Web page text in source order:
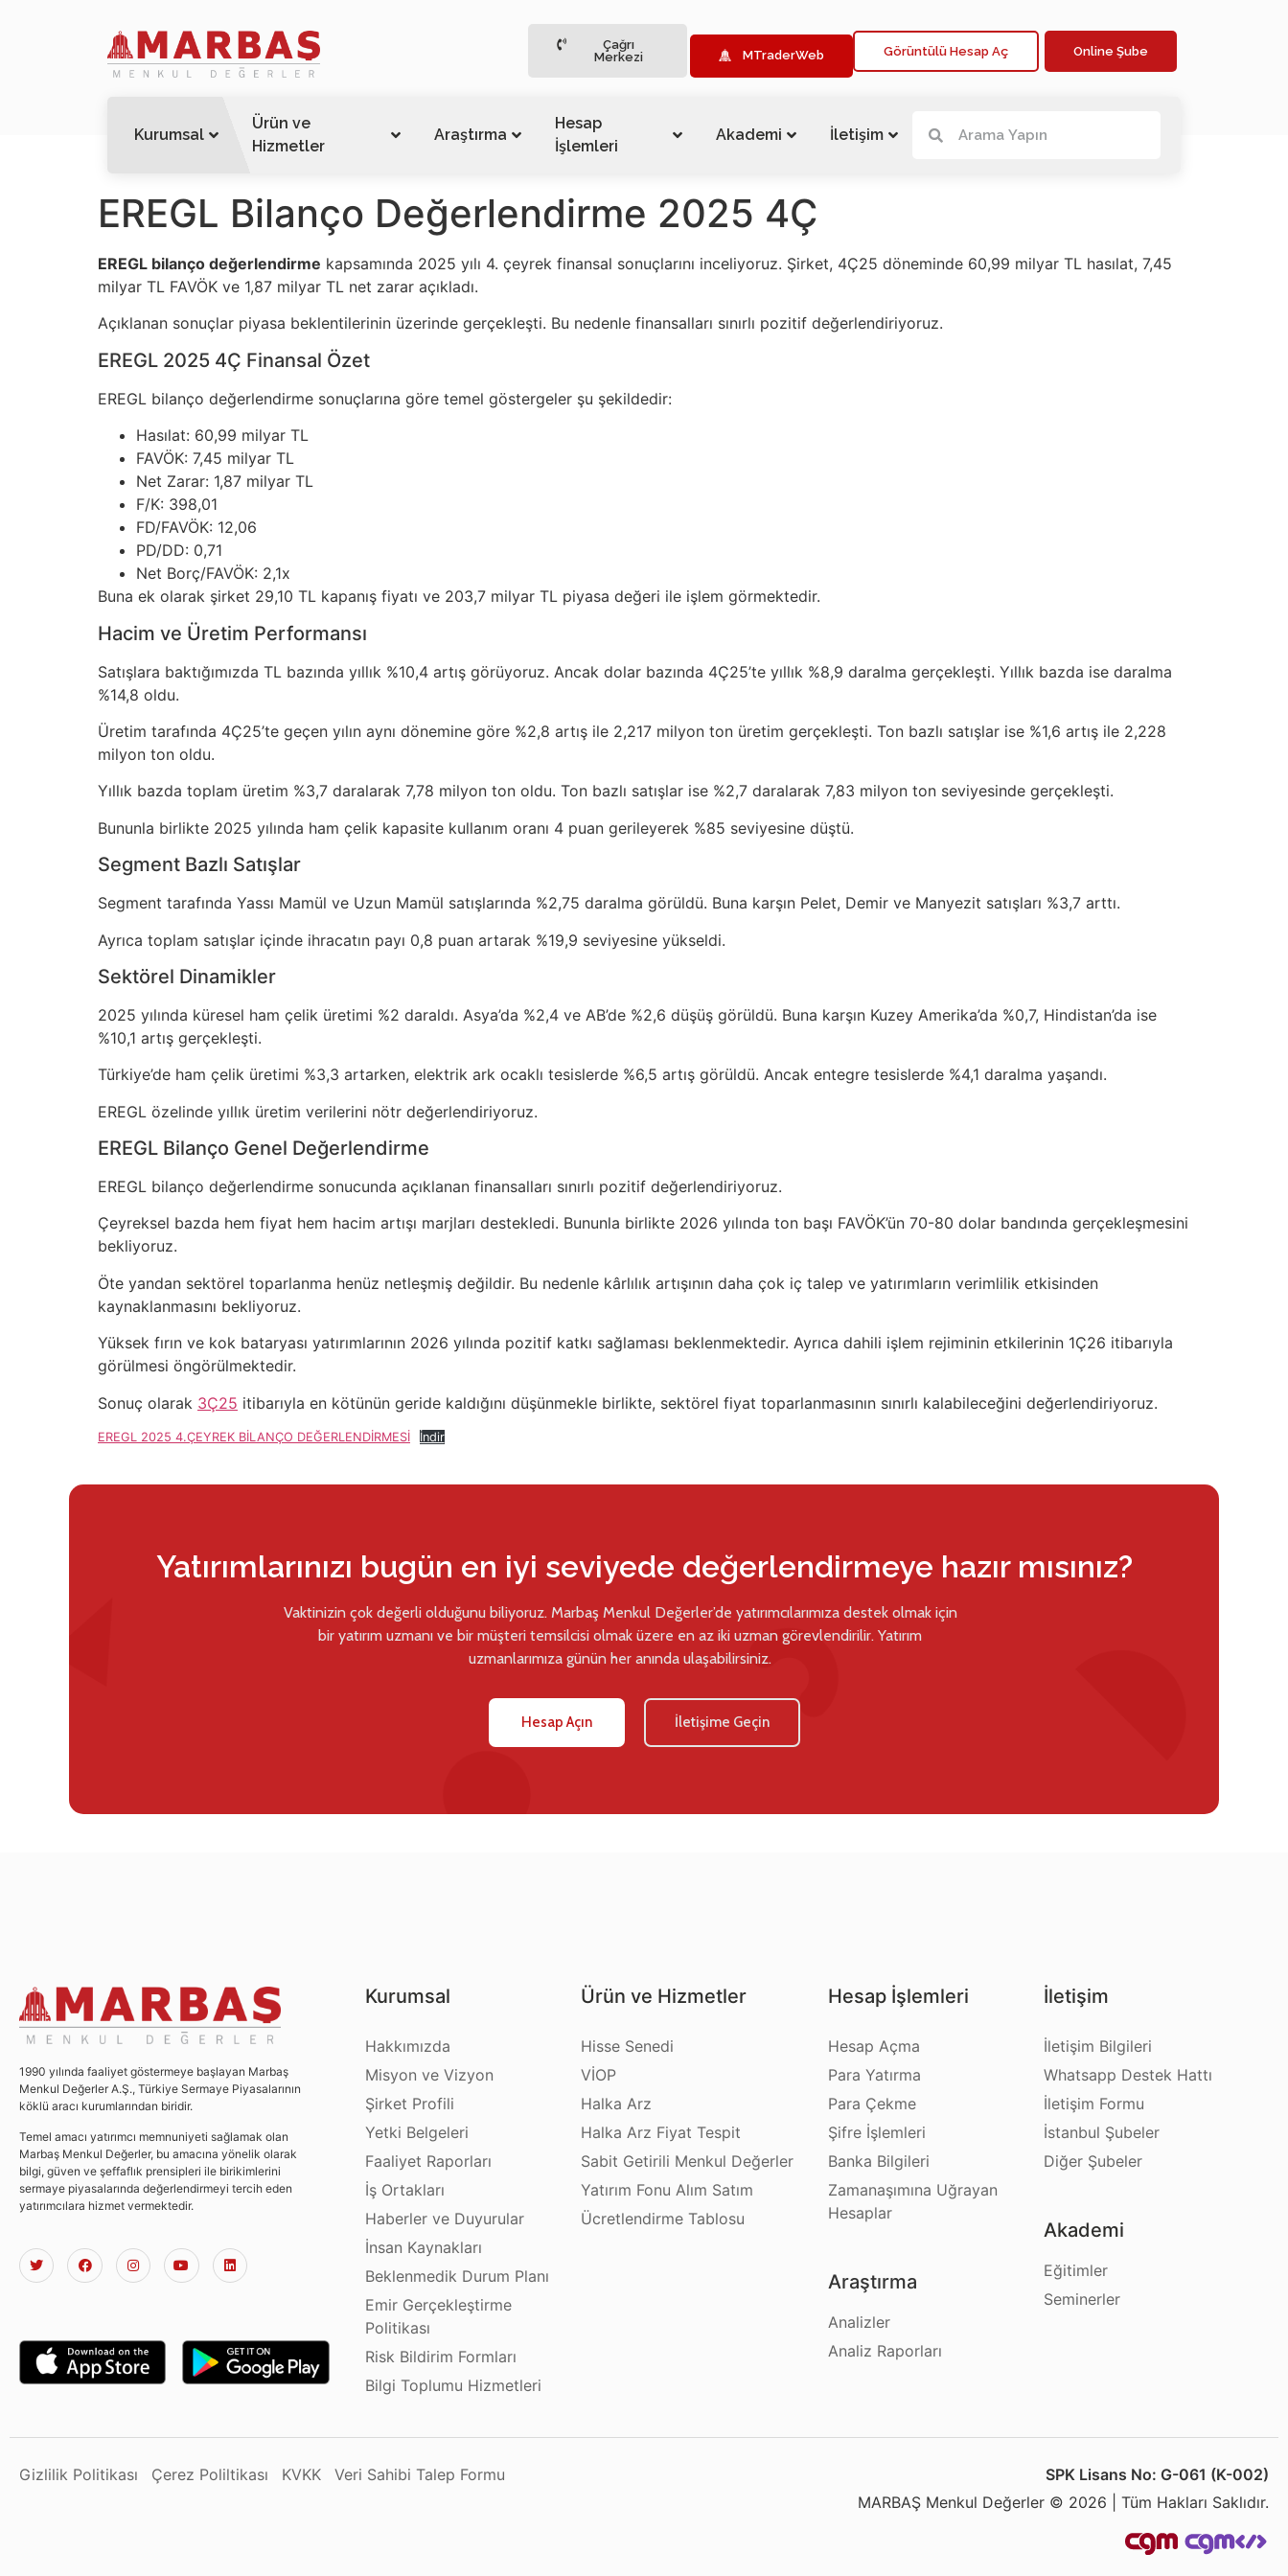
Çağrı
Merkezi
MTraderWeb Görüntülü Hesap Aç Online Şube
Kurumsal
Ürün ve
Hizmetler
Araştırma
Hesap
İşlemleri
Akademi İletişim
EREGL Bilanço Değerlendirme 2025 4Ç
EREGL bilanço değerlendirme kapsamında 2025 yılı 4. çeyrek finansal sonuçlarını inceliyoruz. Şirket, 4Ç25 döneminde 60,99 milyar TL hasılat, 7,45
milyar TL FAVÖK ve 1,87 milyar TL net zarar açıkladı.
Açıklanan sonuçlar piyasa beklentilerinin üzerinde gerçekleşti. Bu nedenle finansalları sınırlı pozitif değerlendiriyoruz.
EREGL 2025 4Ç Finansal Özet
EREGL bilanço değerlendirme sonuçlarına göre temel göstergeler şu şekildedir:
Hasılat: 60,99 milyar TL
FAVÖK: 7,45 milyar TL
Net Zarar: 1,87 milyar TL
F/K: 398,01
FD/FAVÖK: 12,06
PD/DD: 0,71
Net Borç/FAVÖK: 2,1x
Buna ek olarak şirket 29,10 TL kapanış fiyatı ve 203,7 milyar TL piyasa değeri ile işlem görmektedir.
Hacim ve Üretim Performansı
Satışlara baktığımızda TL bazında yıllık %10,4 artış görüyoruz. Ancak dolar bazında 4Ç25’te yıllık %8,9 daralma gerçekleşti. Yıllık bazda ise daralma
%14,8 oldu.
Üretim tarafında 4Ç25’te geçen yılın aynı dönemine göre %2,8 artış ile 2,217 milyon ton üretim gerçekleşti. Ton bazlı satışlar ise %1,6 artış ile 2,228
milyon ton oldu.
Yıllık bazda toplam üretim %3,7 daralarak 7,78 milyon ton oldu. Ton bazlı satışlar ise %2,7 daralarak 7,83 milyon ton seviyesinde gerçekleşti.
Bununla birlikte 2025 yılında ham çelik kapasite kullanım oranı 4 puan gerileyerek %85 seviyesine düştü.
Segment Bazlı Satışlar
Segment tarafında Yassı Mamül ve Uzun Mamül satışlarında %2,75 daralma görüldü. Buna karşın Pelet, Demir ve Manyezit satışları %3,7 arttı.
Ayrıca toplam satışlar içinde ihracatın payı 0,8 puan artarak %19,9 seviyesine yükseldi.
Sektörel Dinamikler
2025 yılında küresel ham çelik üretimi %2 daraldı. Asya’da %2,4 ve AB’de %2,6 düşüş görüldü. Buna karşın Kuzey Amerika’da %0,7, Hindistan’da ise
%10,1 artış gerçekleşti.
Türkiye’de ham çelik üretimi %3,3 artarken, elektrik ark ocaklı tesislerde %6,5 artış görüldü. Ancak entegre tesislerde %4,1 daralma yaşandı.
EREGL özelinde yıllık üretim verilerini nötr değerlendiriyoruz.
EREGL Bilanço Genel Değerlendirme
EREGL bilanço değerlendirme sonucunda açıklanan finansalları sınırlı pozitif değerlendiriyoruz.
Çeyreksel bazda hem fiyat hem hacim artışı marjları destekledi. Bununla birlikte 2026 yılında ton başı FAVÖK’ün 70-80 dolar bandında gerçekleşmesini
bekliyoruz.
Öte yandan sektörel toparlanma henüz netleşmiş değildir. Bu nedenle kârlılık artışının daha çok iç talep ve yatırımların verimlilik etkisinden
kaynaklanmasını bekliyoruz.
Yüksek fırın ve kok bataryası yatırımlarının 2026 yılında pozitif katkı sağlaması beklenmektedir. Ayrıca dahili işlem rejiminin etkilerinin 1Ç26 itibarıyla
görülmesi öngörülmektedir.
Sonuç olarak 3Ç25 itibarıyla en kötünün geride kaldığını düşünmekle birlikte, sektörel fiyat toparlanmasının sınırlı kalabileceğini değerlendiriyoruz.
EREGL 2025 4.ÇEYREK BİLANÇO DEĞERLENDİRMESİ İndir
Yatırımlarınızı bugün en iyi seviyede değerlendirmeye hazır mısınız?
Vaktinizin çok değerli olduğunu biliyoruz. Marbaş Menkul Değerler’de yatırımcılarımıza destek olmak için
bir yatırım uzmanı ve bir müşteri temsilcisi olmak üzere en az iki uzman görevlendirilir. Yatırım
uzmanlarımıza günün her anında ulaşabilirsiniz.
Hesap Açın İletişime Geçin
1990 yılında faaliyet göstermeye başlayan Marbaş
Menkul Değerler A.Ş., Türkiye Sermaye Piyasalarının
köklü aracı kurumlarından biridir.
Temel amacı yatırımcı memnuniyeti sağlamak olan
Marbaş Menkul Değerler, bu amacına yönelik olarak
bilgi, güven ve şeffaflık prensipleri ile birikimlerini
sermaye piyasalarında değerlendirmeyi tercih eden
yatırımcılara hizmet vermektedir.
Kurumsal
Hakkımızda
Misyon ve Vizyon
Şirket Profili
Yetki Belgeleri
Faaliyet Raporları
İş Ortakları
Haberler ve Duyurular
İnsan Kaynakları
Beklenmedik Durum Planı
Emir Gerçekleştirme
Politikası
Risk Bildirim Formları
Bilgi Toplumu Hizmetleri
Ürün ve Hizmetler
Hisse Senedi
VİOP
Halka Arz
Halka Arz Fiyat Tespit
Sabit Getirili Menkul Değerler
Yatırım Fonu Alım Satım
Ücretlendirme Tablosu
Hesap İşlemleri
Hesap Açma
Para Yatırma
Para Çekme
Şifre İşlemleri
Banka Bilgileri
Zamanaşımına Uğrayan
Hesaplar
Araştırma
Analizler
Analiz Raporları
İletişim
İletişim Bilgileri
Whatsapp Destek Hattı
İletişim Formu
İstanbul Şubeler
Diğer Şubeler
Akademi
Eğitimler
Seminerler
Gizlilik Politikası Çerez Poliltikası KVKK Veri Sahibi Talep Formu
SPK Lisans No: G-061 (K-002)
MARBAŞ Menkul Değerler © 2026 | Tüm Hakları Saklıdır.